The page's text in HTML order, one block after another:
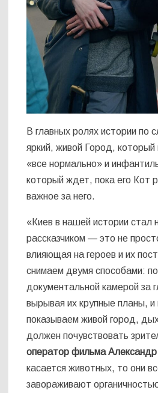
В главных ролях истории по
яркий, живой Город, который
«все нормально» и
который ждет, пока его Кот
важное за него.
«Киев в нашей истории стал
рассказчиком — это не
влияющая на героев и их
снимаем двумя способами:
документальной камерой за
вырывая их крупные планы, и
показываем живой город,
должен почувствовать
оператор фильма
касается животных, то они
завораживают